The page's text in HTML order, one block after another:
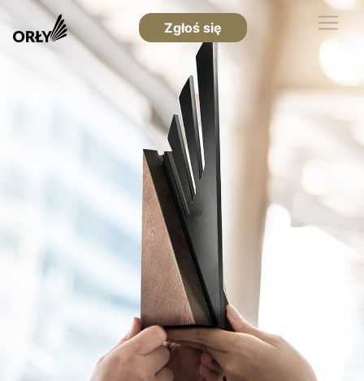
Zgłoś się